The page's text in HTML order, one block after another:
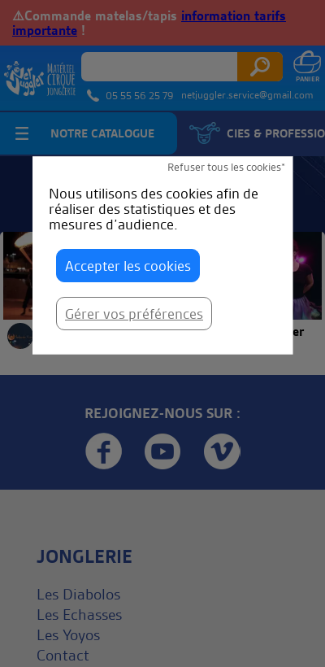
Refuser tous les cookies*
Nous utilisons des cookies afin de
réaliser des statistiques et des
mesures d’audience.
Accepter les cookies
Gérer vos préférences
⚠️Commande matelas/tapis information tarifs
importante !
05 55 56 25 79 netjuggler.service@gmail.com
NOTRE CATALOGUE CIES &
Suko de Vivo
Bidibox Le Teaser
REJOIGNEZ-NOUS SUR :
JONGLERIE
Les Diabolos
Les Echasses
Les Yoyos
Contact